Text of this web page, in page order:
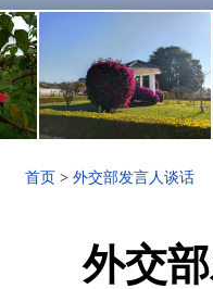
首页 > 外交部发言人谈话
外交